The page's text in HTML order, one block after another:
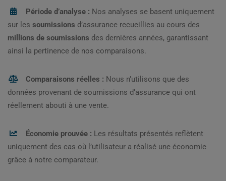
Période d’analyse : Nos analyses se basent uniquement
sur les soumissions d’assurance recueillies au cours des
millions de soumissions des dernières années, garantissant
ainsi la pertinence de nos comparaisons.
Comparaisons réelles : Nous n’utilisons que des
données provenant de soumissions d’assurance qui ont
réellement abouti à une vente.
Économie prouvée : Les résultats présentés reflètent
uniquement des cas où l’utilisateur a réalisé une économie
grâce à notre comparateur.